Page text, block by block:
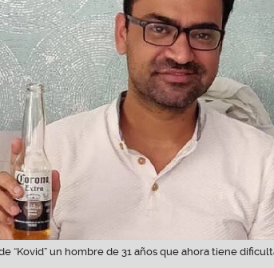
“Kovid” un hombre de 31 años que ahora tiene